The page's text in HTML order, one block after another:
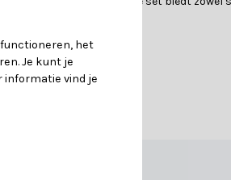
spullen hiervoor worden standaard
met een bovenstel van touw en de
het
Je kunt je
informatie vind je